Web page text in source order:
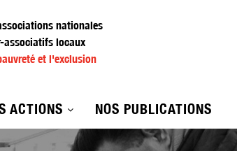
nationales
associatifs locaux
et l'exclusion
ACTIONS NOS PUBLICATIONS